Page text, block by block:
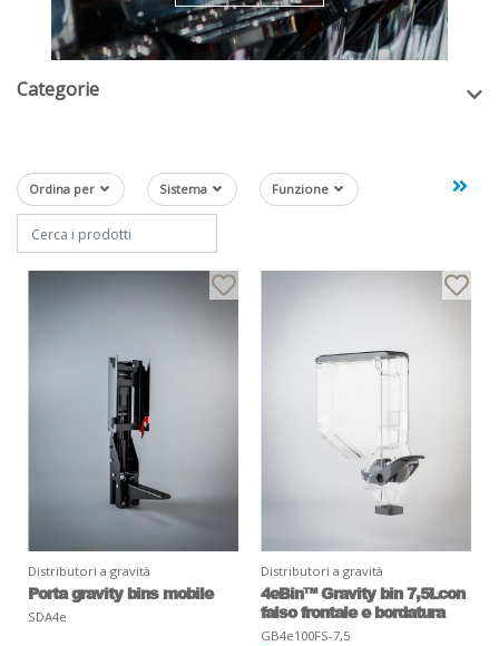
Categorie
Ordina per Sistema Funzione
Distributori a gravità
Porta gravity bins mobile
SDA4e
Distributori a gravità
4eBin™ Gravity bin 7,5Lcon
falso frontale e bordatura
GB4e100FS-7,5